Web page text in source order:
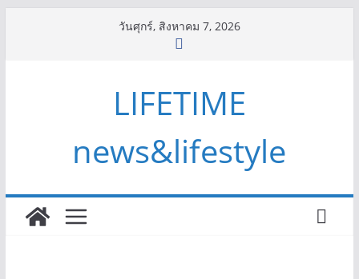
วันศุกร์, สิงหาคม 7, 2026
LIFETIME
news&lifestyle